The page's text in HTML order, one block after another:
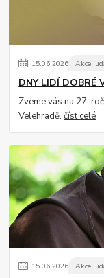
15.06.2026 Akce,
DNY LIDÍ DOBRÉ
Zveme vás na 27.
Velehradě.číst celé
15.06.2026 Akce,